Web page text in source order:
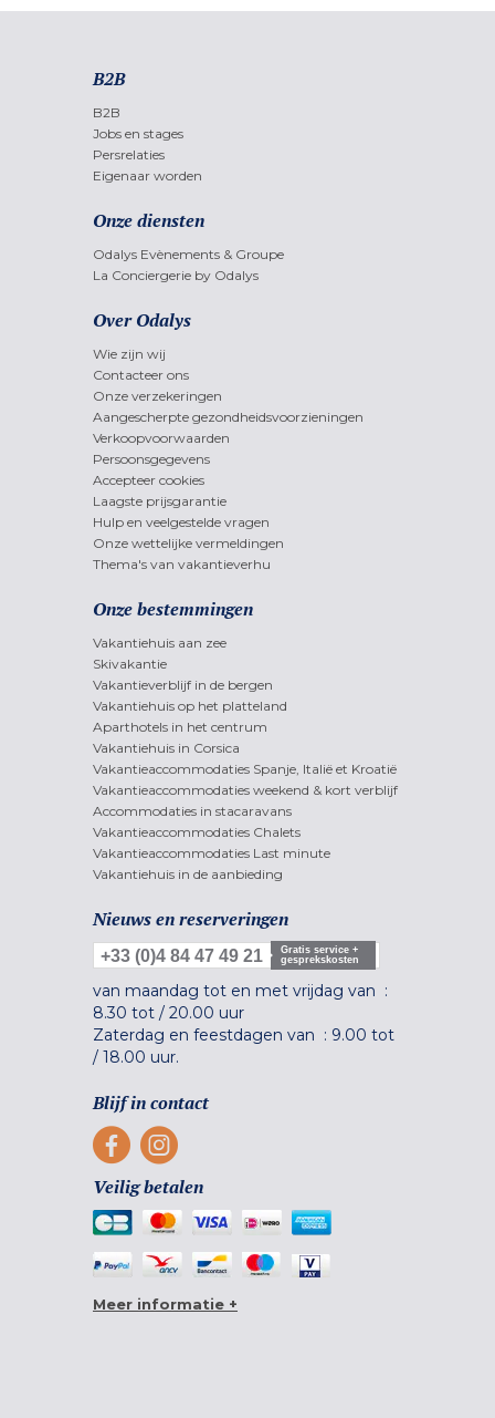
B2B
B2B
Jobs en stages
Persrelaties
Eigenaar worden
Onze diensten
Odalys Evènements & Groupe
La Conciergerie by Odalys
Over Odalys
Wie zijn wij
Contacteer ons
Onze verzekeringen
Aangescherpte gezondheidsvoorzieningen
Verkoopvoorwaarden
Persoonsgegevens
Accepteer cookies
Laagste prijsgarantie
Hulp en veelgestelde vragen
Onze wettelijke vermeldingen
Thema's van vakantieverhu
Onze bestemmingen
Vakantiehuis aan zee
Skivakantie
Vakantieverblijf in de bergen
Vakantiehuis op het platteland
Aparthotels in het centrum
Vakantiehuis in Corsica
Vakantieaccommodaties Spanje, Italië et Kroatië
Vakantieaccommodaties weekend & kort verblijf
Accommodaties in stacaravans
Vakantieaccommodaties Chalets
Vakantieaccommodaties Last minute
Vakantiehuis in de aanbieding
Nieuws en reserveringen
+33 (0)4 84 47 49 21
Gratis service +
gesprekskosten
van maandag tot en met vrijdag van :
8.30 tot / 20.00 uur
Zaterdag en feestdagen van : 9.00 tot
/ 18.00 uur.
Blijf in contact
Veilig betalen
Meer informatie +